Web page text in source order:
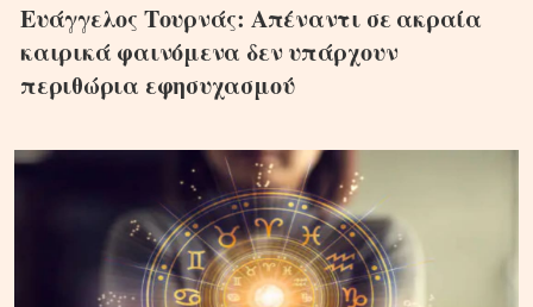
Ευάγγελος Τουρνάς: Απέναντι σε ακραία
καιρικά φαινόμενα δεν υπάρχουν
περιθώρια εφησυχασμού